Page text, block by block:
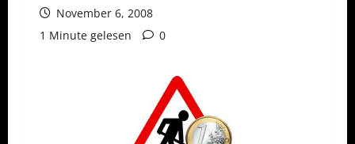
November 6, 2008
1 Minute gelesen
0